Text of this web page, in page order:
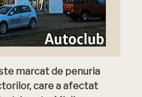
marcat de penuria
care a afectat